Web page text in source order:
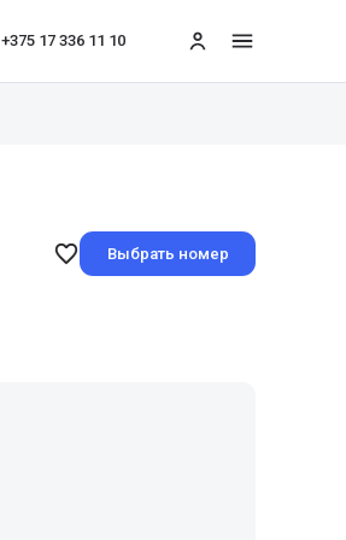
+375 17 336 11 10 меню
Выбрать номер